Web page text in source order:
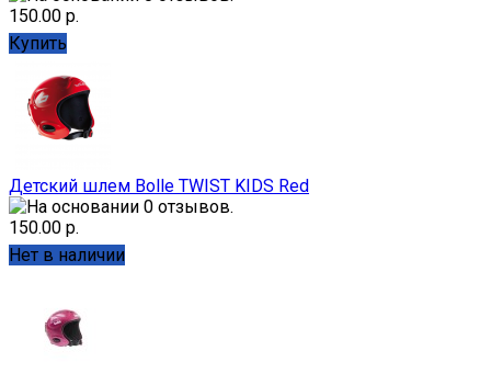
150.00 р.
Купить
Детский шлем Bolle TWIST KIDS Red
150.00 р.
Нет в наличии